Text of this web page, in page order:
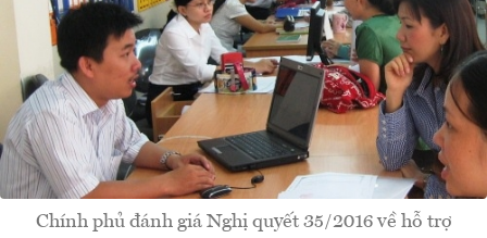
Chính phủ đánh giá Nghị quyết 35/2016 về hỗ trợ